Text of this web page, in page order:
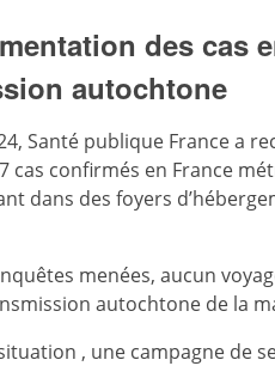
des cas
autochtone
Santé publique France a
7 cas confirmés en France
dans des foyers
menées, aucun
autochtone de la
, une campagne de